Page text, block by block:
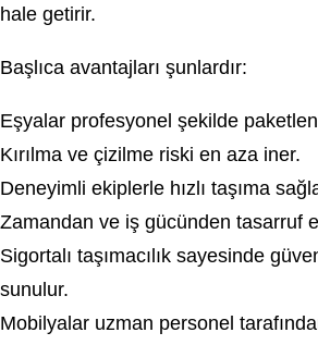
hale getirir.
Başlıca avantajları şunlardır:
Eşyalar profesyonel şekilde
Kırılma ve çizilme riski en aza iner.
Deneyimli ekiplerle hızlı taşıma
Zamandan ve iş gücünden tasarruf
Sigortalı taşımacılık sayesinde
sunulur.
Mobilyalar uzman personel